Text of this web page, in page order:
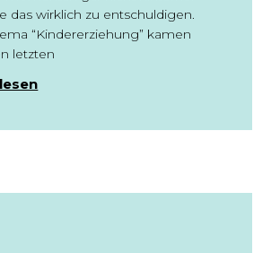
das wirklich zu entschuldigen.
“Kindererziehung” kamen
letzten